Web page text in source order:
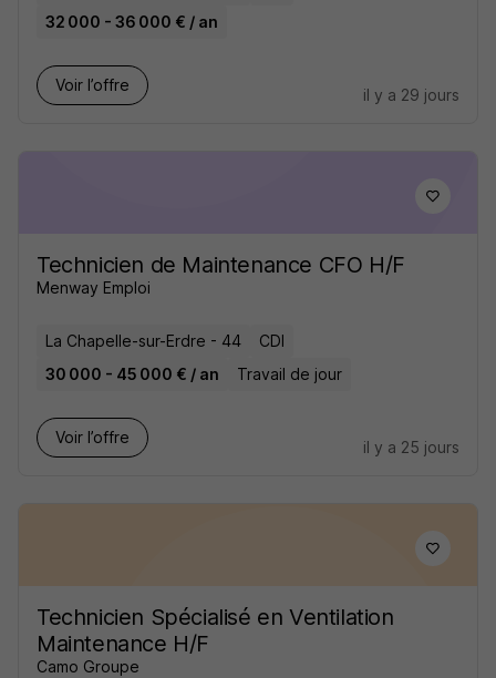
32 000 - 36 000 € / an
Voir l’offre
il y a 29 jours
Technicien de Maintenance CFO H/F
Menway Emploi
La Chapelle-sur-Erdre - 44
CDI
30 000 - 45 000 € / an
Travail de jour
Voir l’offre
il y a 25 jours
Technicien Spécialisé en Ventilation
Maintenance H/F
Camo Groupe